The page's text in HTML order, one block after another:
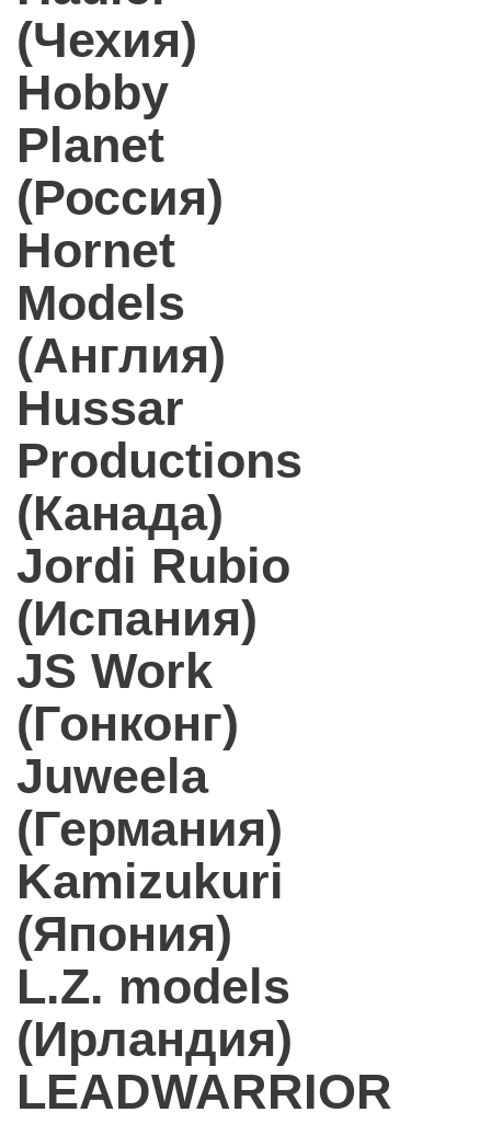
(Чехия)
Hobby
Planet
(Россия)
Hornet
Models
(Англия)
Hussar
Productions
(Канада)
Jordi Rubio
(Испания)
JS Work
(Гонконг)
Juweela
(Германия)
Kamizukuri
(Япония)
L.Z. models
(Ирландия)
LEADWARRIOR